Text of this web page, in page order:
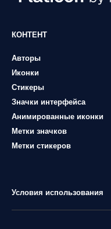
КОНТЕНТ
Авторы
Иконки
Стикеры
Значки интерфейса
Анимированные иконки
Метки значков
Метки стикеров
Условия использования